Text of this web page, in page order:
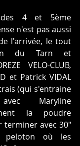
des 4 et 5ème
n'est pas aussi
l'arrivée, le tout
du Tarn et
VELO-CLUB,
et Patrick VIDAL
(qui s'entraine
Maryline
la poudre
terminer avec 30"
peloton où les